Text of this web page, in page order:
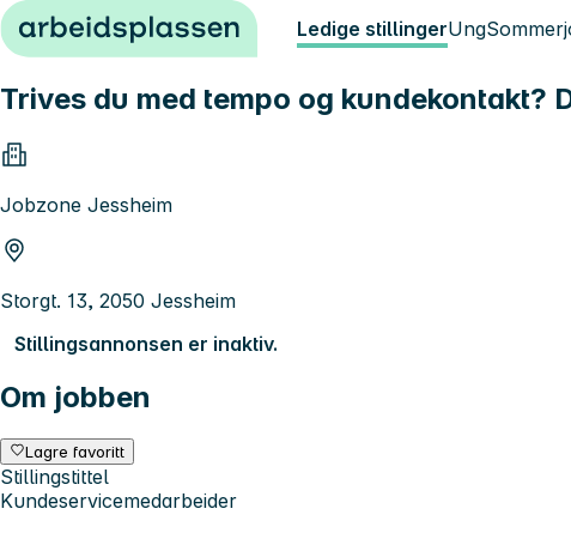
Hopp til innhold Ledige stillingerUng
Trives du med tempo og kundekontakt?
Jobzone Jessheim
Storgt. 13, 2050 Jessheim
Stillingsannonsen er inaktiv.
Om jobben
Lagre favoritt
Stillingstittel
Kundeservicemedarbeider